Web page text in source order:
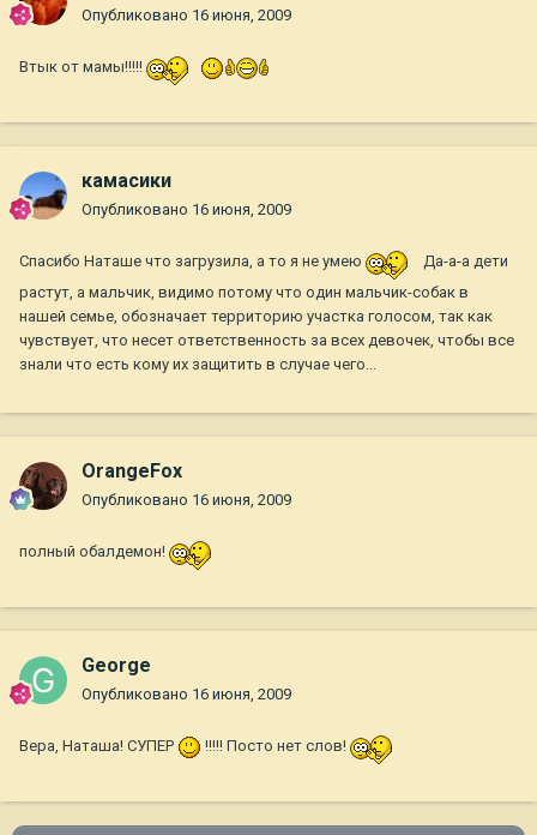
Опубликовано 16 июня, 2009
Втык от мамы!!!!!
камасики
Опубликовано 16 июня, 2009
Спасибо Наташе что загрузила, а то я не умею
Да-а-а дети
растут, а мальчик, видимо потому что один мальчик-собак в
нашей семье, обозначает территорию участка голосом, так как
чувствует, что несет ответственность за всех девочек, чтобы все
знали что есть кому их защитить в случае чего...
OrangeFox
Опубликовано 16 июня, 2009
полный обалдемон!
George
Опубликовано 16 июня, 2009
Вера, Наташа! СУПЕР !!!!! Посто нет слов!